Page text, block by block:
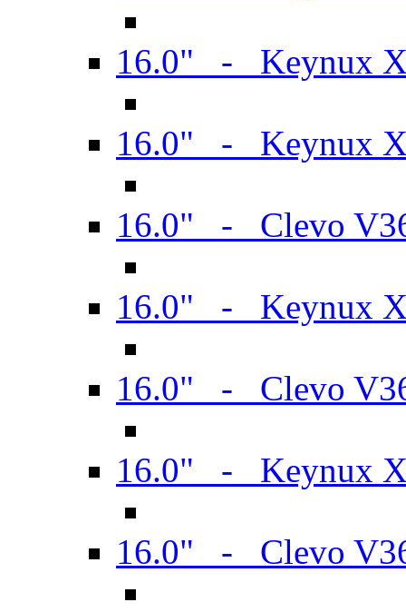
16.0" - Keynux
16.0" - Keynux
16.0" - Clevo
16.0" - Keynux
16.0" - Clevo
16.0" - Keynux
16.0" - Clevo